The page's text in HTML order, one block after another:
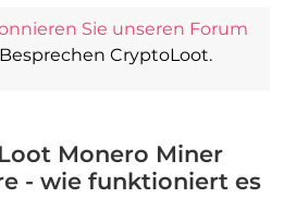
Sie unseren Forum
CryptoLoot.
Monero Miner
- wie funktioniert es